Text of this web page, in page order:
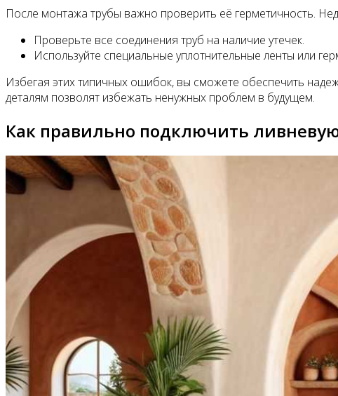
После монтажа трубы важно проверить её герметичность.
Проверьте все соединения труб на наличие утечек.
Используйте специальные уплотнительные ленты или
Избегая этих типичных ошибок, вы сможете обеспечить
деталям позволят избежать ненужных проблем в будущем.
Как правильно подключить